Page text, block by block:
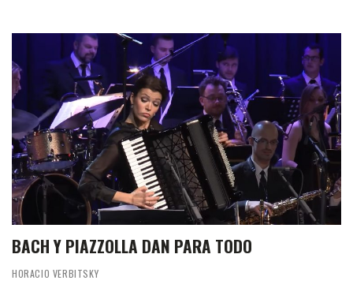
BACH Y PIAZZOLLA DAN PARA TODO
HORACIO VERBITSKY